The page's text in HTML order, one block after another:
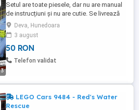
3
Setul are toate piesele, dar nu are manual
de instrucțiuni și nu are cutie. Se livrează
prin curier, cu plata ramburs.
Deva, Hunedoara
3 august
50 RON
Telefon validat
LEGO Cars 9484 - Red's Water
Rescue